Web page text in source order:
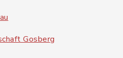
Gosberg